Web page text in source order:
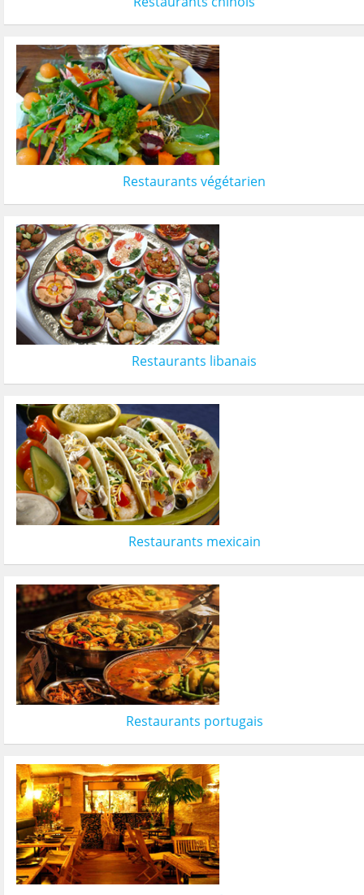
Restaurants végétarien
Restaurants libanais
Restaurants mexicain
Restaurants portugais